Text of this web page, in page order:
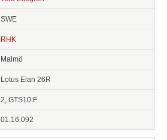
SWE
RHK
Malmö
Lotus Elan 26R
2, GTS10 F
01:16.092